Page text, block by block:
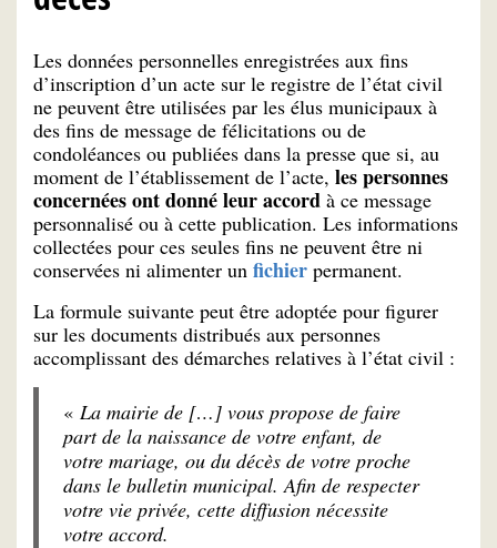
Les données personnelles enregistrées aux fins
d’inscription d’un acte sur le registre de l’état civil
ne peuvent être utilisées par les élus municipaux à
des fins de message de félicitations ou de
condoléances ou publiées dans la presse que si, au
moment de l’établissement de l’acte, les personnes
concernées ont donné leur accord à ce message
personnalisé ou à cette publication. Les informations
collectées pour ces seules fins ne peuvent être ni
conservées ni alimenter un fichier permanent.
La formule suivante peut être adoptée pour figurer
sur les documents distribués aux personnes
accomplissant des démarches relatives à l’état civil :
« La mairie de […] vous propose de faire
part de la naissance de votre enfant, de
votre mariage, ou du décès de votre proche
dans le bulletin municipal. Afin de respecter
votre vie privée, cette diffusion nécessite
votre accord.